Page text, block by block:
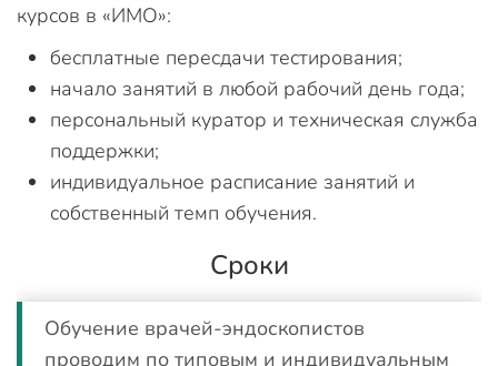
курсов в «ИМО»:
бесплатные пересдачи тестирования;
начало занятий в любой рабочий день года;
персональный куратор и техническая служба
поддержки;
индивидуальное расписание занятий и
собственный темп обучения.
Сроки
Обучение врачей-эндоскопистов
проводим по типовым и индивидуальным